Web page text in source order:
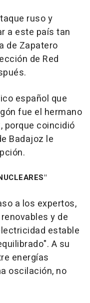
ruso y
a este país tan
de Zapatero
de Red
español que
fue el hermano
porque coincidió
Badajoz le
a los expertos,
y de
estable
A su
energías
oscilación, no